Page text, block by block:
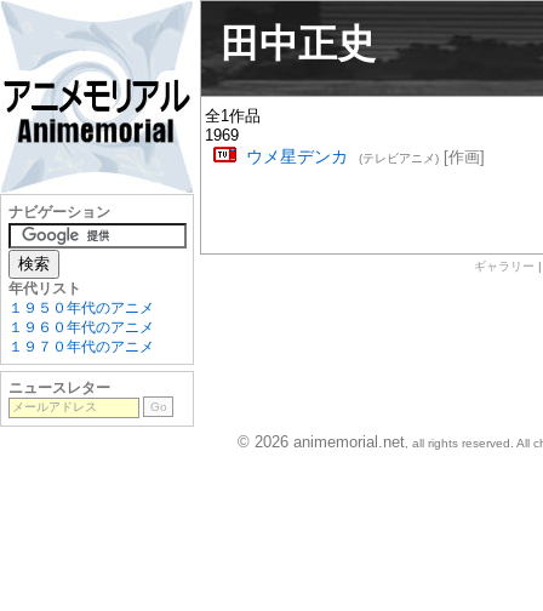
田中正史
全1作品
1969
ウメ星デンカ (テレビアニメ)[作画]
ギャラリー
ナビゲーション
年代リスト
１９５０年代のアニメ
１９６０年代のアニメ
１９７０年代のアニメ
ニュースレター
© 2026 animemorial.net , all rights reserved. All